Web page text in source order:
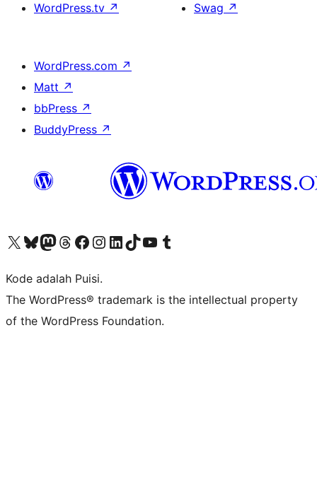
WordPress.tv ↗
Swag ↗
WordPress.com ↗
Matt ↗
bbPress ↗
BuddyPress ↗
Kunjungi akun X (sebelumnya Twitter) kamiVisit our Bluesky account
Kunjungi akun Mastodon kami
Visit our Threads account
Kunjungi halaman Facebook kamiKunjungi akun Instagram kamiKunjungi akun LinkedIn kami
Visit our TikTok account
Kunjungi channel YouTube kamiVisit our Tumblr account
Kode adalah Puisi.
The WordPress® trademark is the intellectual property
of the WordPress Foundation.